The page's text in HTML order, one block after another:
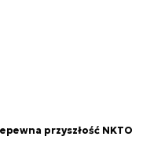
przyszłość NKTO